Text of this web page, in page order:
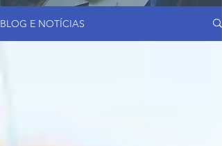
BLOG E NOTÍCIAS